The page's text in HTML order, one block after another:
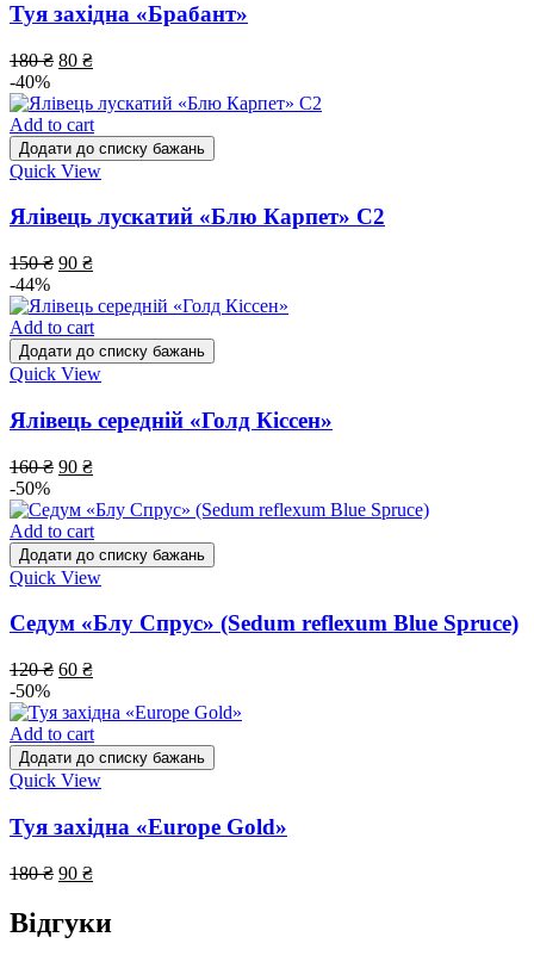
Туя західна «Брабант»
180₴ 80 ₴
-40%
Add to cart
Додати до списку бажань
Quick View
Ялівець лускатий «Блю Карпет» С2
150₴ 90 ₴
-44%
Add to cart
Додати до списку бажань
Quick View
Ялівець середній «Голд Кіссен»
160₴ 90 ₴
-50%
Add to cart
Додати до списку бажань
Quick View
Седум «Блу Спрус» (Sedum reflexum Blue Spruce)
120₴ 60 ₴
-50%
Add to cart
Додати до списку бажань
Quick View
Туя західна «Europe Gold»
180₴ 90 ₴
Відгуки